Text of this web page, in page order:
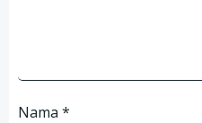
Nama *